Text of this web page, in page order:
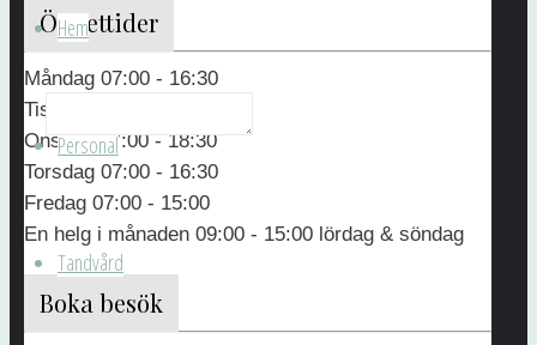
Hem
Personal
Tandvård
Meddelande
*
GDPR
Avtal
*
Jag
Öppettider
Måndag 07:00 - 16:30
Tisdag 07:00 - 16:30
Onsdag 07:00 - 18:30
Torsdag 07:00 - 16:30
Fredag 07:00 - 15:00
En helg i månaden 09:00 - 15:00 lördag & söndag
Boka besök